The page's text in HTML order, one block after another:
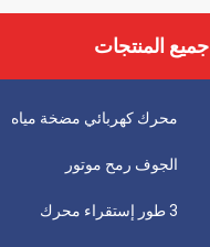
جميع المنتجات
محرك كهربائي مضخة مياه
الجوف رمح موتور
3 طور إستقراء محرك